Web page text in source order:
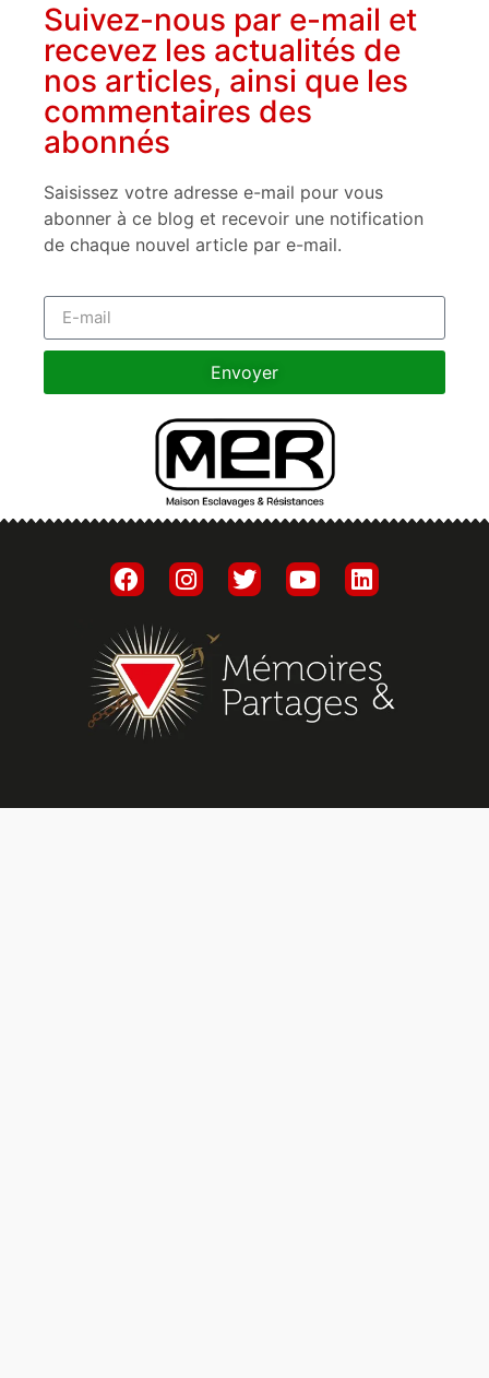
Suivez-nous par e-mail et
recevez les actualités de
nos articles, ainsi que les
commentaires des
abonnés
Saisissez votre adresse e-mail pour vous
abonner à ce blog et recevoir une notification
de chaque nouvel article par e-mail.
Envoyer